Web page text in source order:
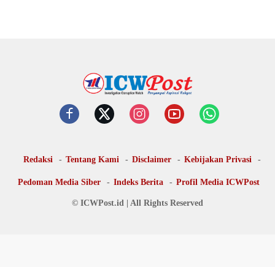
Redaksi Tentang Kami Disclaimer Kebijakan Privasi
Pedoman Media Siber Indeks Berita Profil Media ICWPost
© ICWPost.id | All Rights Reserved